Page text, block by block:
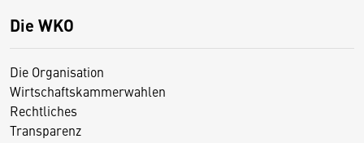
Die WKO
Die Organisation
Wirtschaftskammerwahlen
Rechtliches
Transparenz